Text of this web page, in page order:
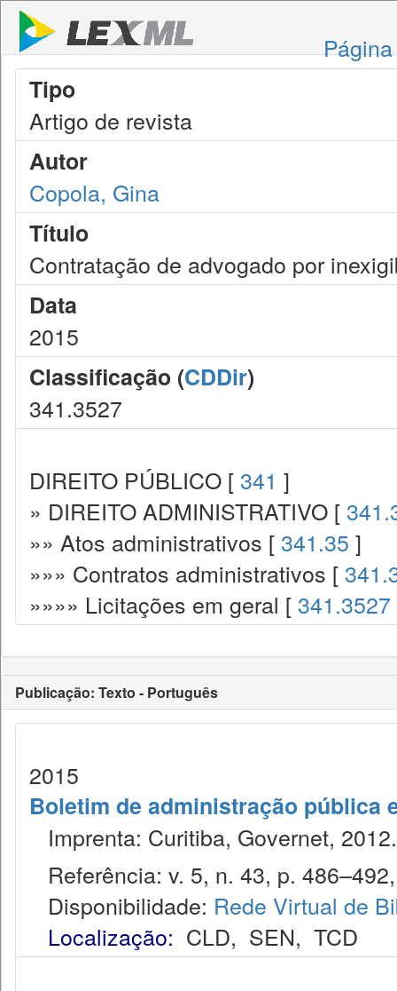
Tipo
Artigo de revista
Autor
Copola, Gina
Título
Contratação de advogado por
Data
2015
Classificação (CDDir)
341.3527
DIREITO PÚBLICO [ 341 ]
» DIREITO ADMINISTRATIVO [
»» Atos administrativos [ 341.35 ]
»»» Contratos administrativos [
»»»» Licitações em geral [ 341.3527
Publicação: Texto - Português
2015
Boletim de administração pública
Imprenta: Curitiba, Governet, 2012.
Referência: v. 5, n. 43, p.
Disponibilidade: Rede Virtual de
Localização: CLD, SEN, TCD